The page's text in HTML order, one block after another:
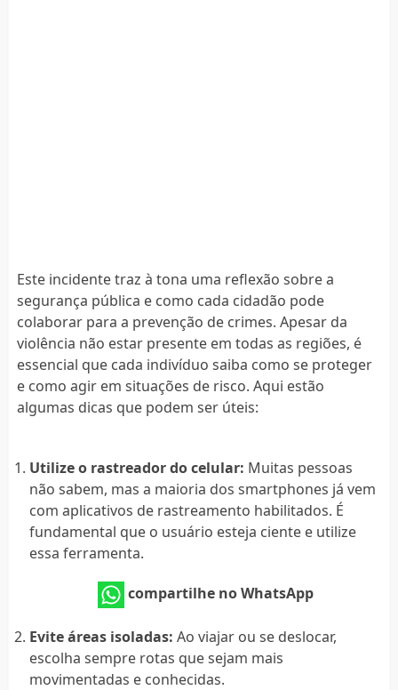
Este incidente traz à tona uma reflexão sobre a
segurança pública e como cada cidadão pode
colaborar para a prevenção de crimes. Apesar da
violência não estar presente em todas as regiões, é
essencial que cada indivíduo saiba como se proteger
e como agir em situações de risco. Aqui estão
algumas dicas que podem ser úteis:
Utilize o rastreador do celular: Muitas pessoas
não sabem, mas a maioria dos smartphones já vem
com aplicativos de rastreamento habilitados. É
fundamental que o usuário esteja ciente e utilize
essa ferramenta.
compartilhe no WhatsApp
Evite áreas isoladas: Ao viajar ou se deslocar,
escolha sempre rotas que sejam mais
movimentadas e conhecidas.